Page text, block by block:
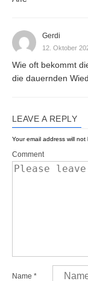
Gerdi
12. Oktober
Wie oft bekommt
die dauernden
LEAVE A REPLY
Your email address will not
Comment
Name *